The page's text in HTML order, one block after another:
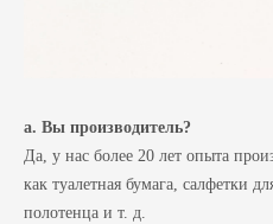
а. Вы производитель?
Да, у нас более 20 лет опыта
как туалетная бумага, салфетки
полотенца и т. д.